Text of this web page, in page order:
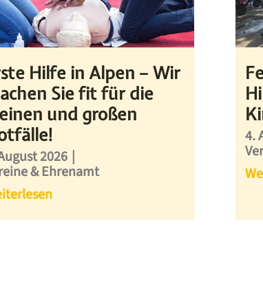
Hilfe in Alpen – Wir
Sie fit für die
und großen
2026 |
& Ehrenamt
4.